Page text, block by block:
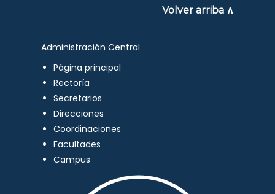
Volver arriba ∧
Administración Central
Página principal
Rectoría
Secretarios
Direcciones
Coordinaciones
Facultades
Campus